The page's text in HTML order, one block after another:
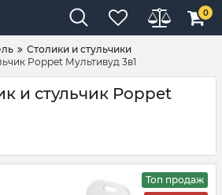
0
Столики и стульчики
Poppet Мультивуд 3в1
и стульчик Poppet
Топ продаж